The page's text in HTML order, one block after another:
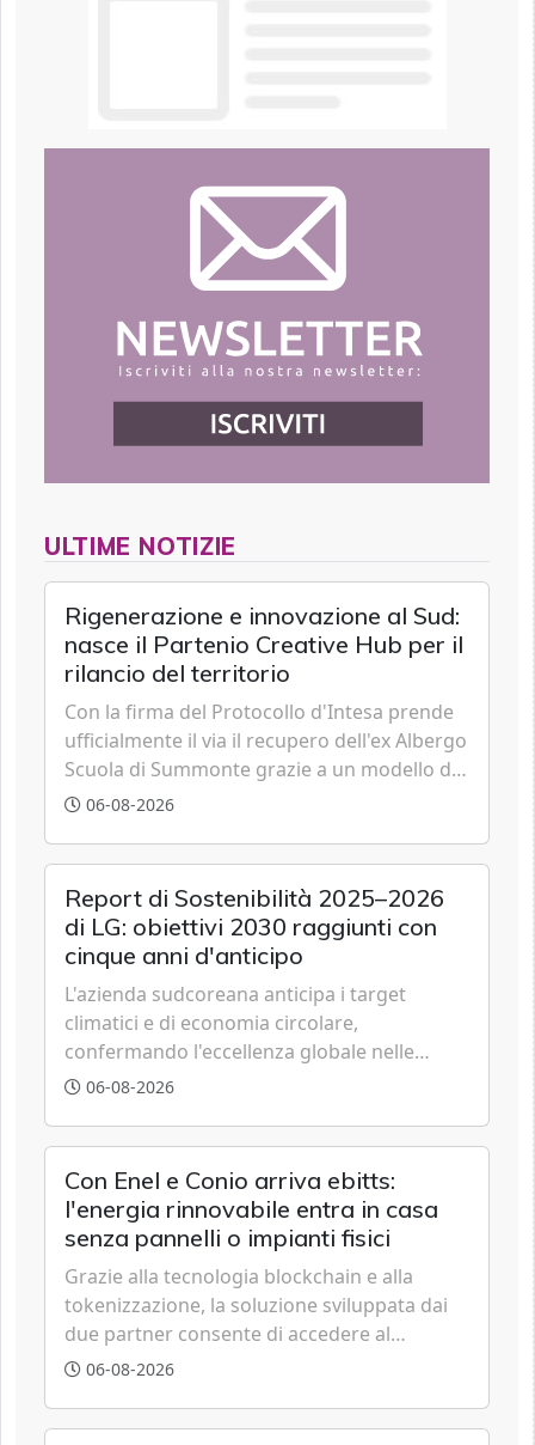
ULTIME NOTIZIE
Rigenerazione e innovazione al Sud:
nasce il Partenio Creative Hub per il
rilancio del territorio
Con la firma del Protocollo d'Intesa prende
ufficialmente il via il recupero dell'ex Albergo
Scuola di Summonte grazie a un modello di
partenariato pubblico-privato e a una rete di
06-08-2026
Report di Sostenibilità 2025–2026
di LG: obiettivi 2030 raggiunti con
cinque anni d'anticipo
L'azienda sudcoreana anticipa i target
climatici e di economia circolare,
confermando l'eccellenza globale nelle
performance ESG grazie a innovazione,
06-08-2026
Con Enel e Conio arriva ebitts:
l'energia rinnovabile entra in casa
senza pannelli o impianti fisici
Grazie alla tecnologia blockchain e alla
tokenizzazione, la soluzione sviluppata dai
due partner consente di accedere al
fotovoltaico e all'eolico ottenendo risparmi
06-08-2026